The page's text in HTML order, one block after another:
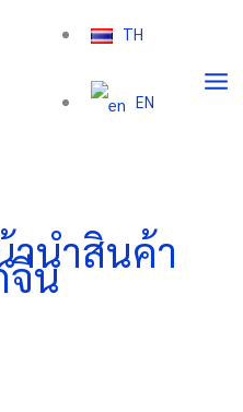
TH
EN
านำสินค้า
จีน